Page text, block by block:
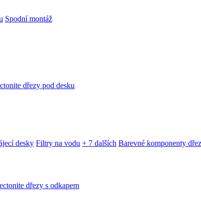
Spodní montáž
dřezy pod desku
desky Filtry na vodu + 7 dalších Barevné komponenty
dřezy s odkapem